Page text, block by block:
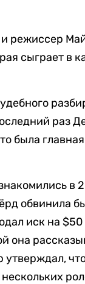
режиссер
сыграет в
раз
была
в
обвинила
иск на
она